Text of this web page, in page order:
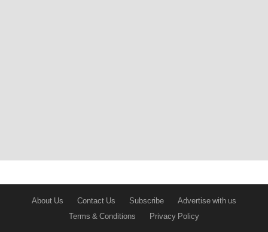
About Us Contact Us Subscribe
Advertise with us
Terms & Conditions
Privacy Policy